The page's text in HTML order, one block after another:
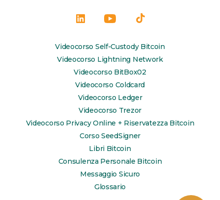
Apri
LinkedIn
in
una
nuova
scheda
Apri
YouTube
in
una
nuova
scheda
Apri
TikTok
in
una
nuova
scheda
Videocorso Self-Custody Bitcoin
Videocorso Lightning Network
Videocorso BitBox02
Videocorso Coldcard
Videocorso Ledger
Videocorso Trezor
Videocorso Privacy Online + Riservatezza Bitcoin
Corso SeedSigner
Libri Bitcoin
Consulenza Personale Bitcoin
Messaggio Sicuro
Glossario